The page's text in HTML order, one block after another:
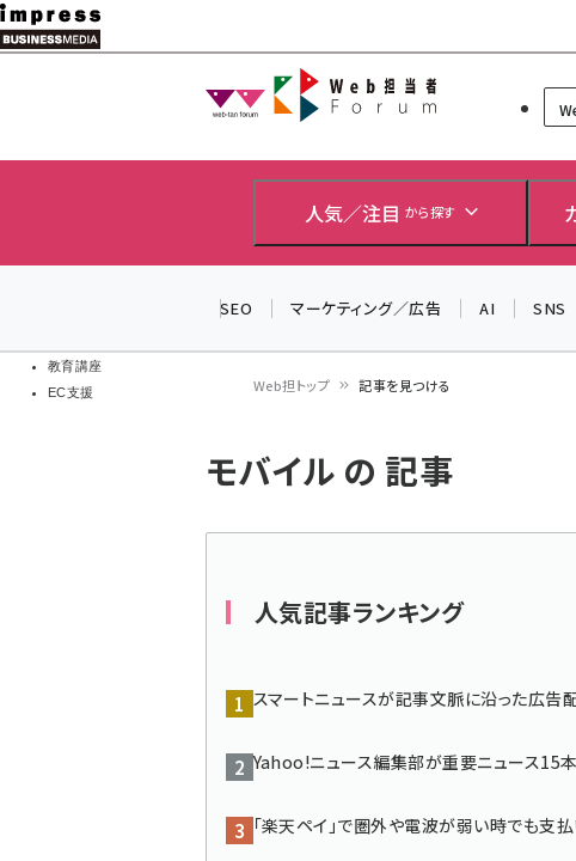
メ
イ
教育講座
EC支援
Web担当者
人気／注目 から探す
SEO マーケティング／広告 AI SNS
ン
く
Web担トップ 記事を見つける
モバイル の 記事
人気記事ランキング
スマートニュースが記事文脈に沿った広告
Yahoo!ニュース編集部が重要ニュース15本
「楽天ペイ」で圏外や電波が弱い時でも支
＼
▼